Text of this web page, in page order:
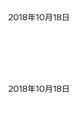
2018年10月18日
2018年10月18日